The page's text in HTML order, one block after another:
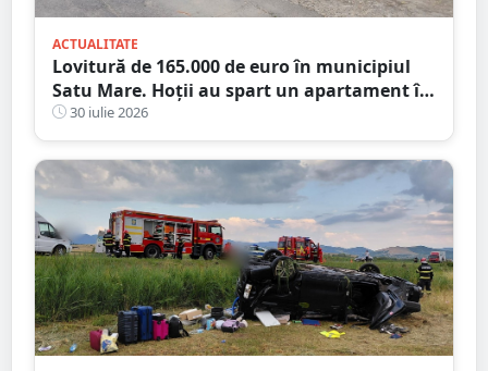
ACTUALITATE
Lovitură de 165.000 de euro în municipiul
Satu Mare. Hoții au spart un apartament în
timp ce proprietarii erau în concediu
30 iulie 2026